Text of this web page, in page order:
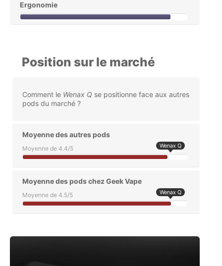
Ergonomie
Position sur le marché
Comment le Wenax Q se positionne face aux autres
pods du marché ?
Moyenne des autres pods
Moyenne de 4.4/5 Wenax Q
Moyenne des pods chez Geek Vape
Moyenne de 4.5/5 Wenax Q